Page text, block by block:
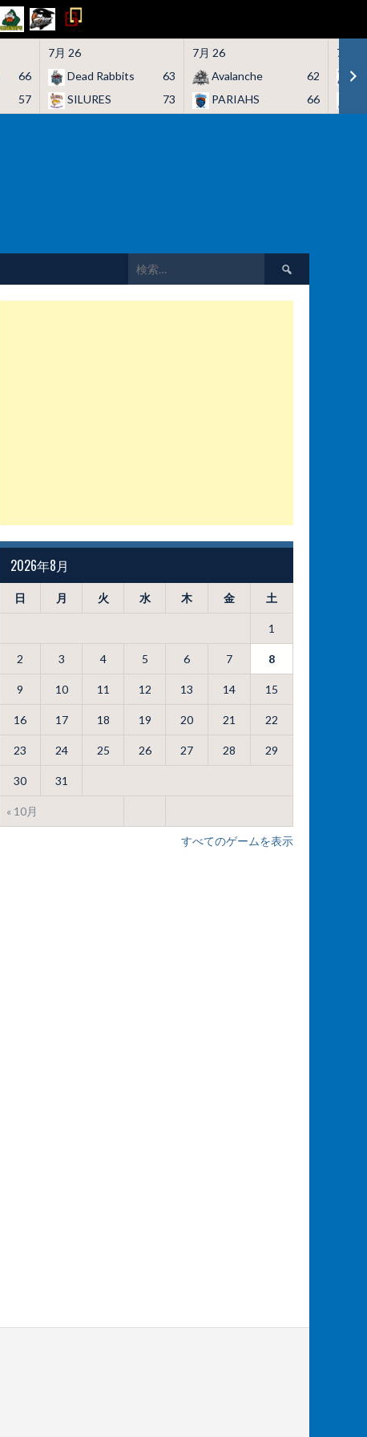
66
57
7月 26
Dead Rabbits
63
SILURES
73
7月 26
Avalanche
62
PARIAHS
66
7月
索:
2026年8月
日 月 火 水 木 金 土
« 10月
1
2 3 4 5 6 7 8
9 10 11 12 13 14 15
16 17 18 19 20 21 22
23 24 25 26 27 28 29
30 31
すべてのゲームを表示